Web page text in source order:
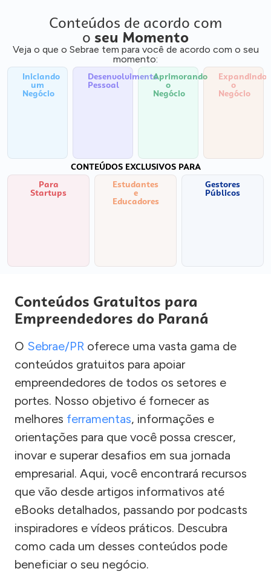
Conteúdos de acordo com
o seu Momento
Veja o que o Sebrae tem para você de acordo com o seu
momento:
Iniciando
um
Negócio
Desenvolvimento
Pessoal
Aprimorando
o
Negócio
Expandindo
o
Negócio
CONTEÚDOS EXCLUSIVOS PARA
Para
Startups
Estudantes
e
Educadores
Gestores
Públicos
Conteúdos Gratuitos para
Empreendedores do Paraná
O Sebrae/PR oferece uma vasta gama de
conteúdos gratuitos para apoiar
empreendedores de todos os setores e
portes. Nosso objetivo é fornecer as
melhores ferramentas, informações e
orientações para que você possa crescer,
inovar e superar desafios em sua jornada
empresarial. Aqui, você encontrará recursos
que vão desde artigos informativos até
eBooks detalhados, passando por podcasts
inspiradores e vídeos práticos. Descubra
como cada um desses conteúdos pode
beneficiar o seu negócio.